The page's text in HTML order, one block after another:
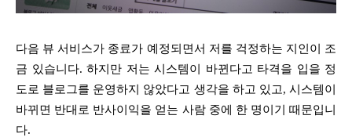
다음 뷰 서비스가 종료가 예정되면서 저를 걱정하는 지인이 조
금 있습니다. 하지만 저는 시스템이 바뀐다고 타격을 입을 정
도로 블로그를 운영하지 않았다고 생각을 하고 있고, 시스템이
바뀌면 반대로 반사이익을 얻는 사람 중에 한 명이기 때문입니
다.